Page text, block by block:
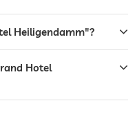
Heiligendamm"?
Hotel